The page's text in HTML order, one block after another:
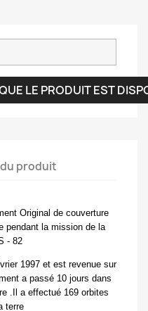
LE PRODUIT EST
produit
Original de couverture
pendant la mission de la
- 82
1997 et est revenue sur
a passé 10 jours dans
.Il a effectué 169 orbites
terre